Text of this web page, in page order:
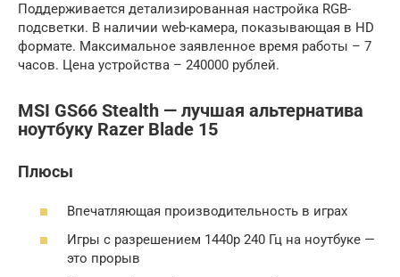
Поддерживается детализированная настройка RGB-
подсветки. В наличии web-камера, показывающая в HD
формате. Максимальное заявленное время работы – 7
часов. Цена устройства – 240000 рублей.
MSI GS66 Stealth — лучшая альтернатива
ноутбуку Razer Blade 15
Плюсы
Впечатляющая производительность в играх
Игры с разрешением 1440p 240 Гц на ноутбуке —
это прорыв